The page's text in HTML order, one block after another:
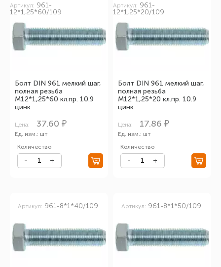
Болт DIN 961 мелкий шаг,
полная резьба
М12*1,25*60 кл.пр. 10.9
цинк
Артикул: 961-
12*1,25*60/109
Цена: 37.60 ₽
Ед. изм.: шт
Количество
Болт DIN 961 мелкий шаг,
полная резьба
М12*1,25*20 кл.пр. 10.9
цинк
Артикул: 961-
12*1,25*20/109
Цена: 17.86 ₽
Ед. изм.: шт
Количество
Артикул: 961-8*1*40/109 Артикул: 961-8*1*50/109